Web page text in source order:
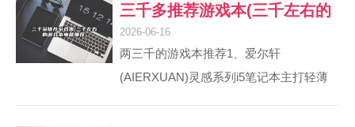
三千多推荐游戏本(三千左右的
游戏本电脑推荐)
2026-06-16
两三千的游戏本推荐1、爱尔轩
(AIERXUAN)灵感系列i5笔记本主打轻薄